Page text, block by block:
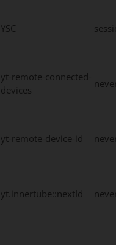
YSC
yt-remote-connected-
devices
yt-remote-device-id
yt.innertube::nextId